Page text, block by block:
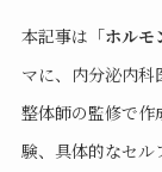
本記事は「ホルモ
マに、内分泌内科
整体師の監修で作
験、具体的なセル